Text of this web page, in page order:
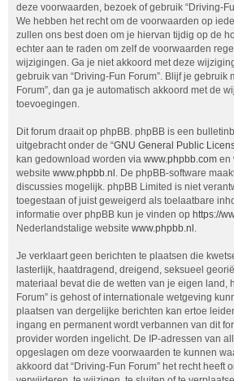
deze voorwaarden, bezoek of gebruik “Driving-
We hebben het recht om de voorwaarden op
zullen ons best doen om je hiervan tijdig op de
echter aan te raden om zelf de voorwaarden
wijzigingen. Ga je niet akkoord met deze
gebruik van “Driving-Fun Forum”. Blijf je gebruik
Forum”, dan ga je automatisch akkoord met de
toevoegingen.
Dit forum draait op phpBB. phpBB is een
uitgebracht onder de “GNU General Public
kan gedownload worden via www.phpbb.com en
website www.phpbb.nl . De phpBB-software
discussies mogelijk. phpBB Limited is niet
toegestaan of juist geweigerd als toelaatbare
informatie over phpBB kun je vinden op https://
Nederlandstalige website www.phpbb.nl .
Je verklaart geen berichten te plaatsen die
lasterlijk, haatdragend, dreigend, seksueel
materiaal bevat die de wetten van je eigen land,
Forum” is gehost of internationale wetgeving
plaatsen van dergelijke berichten kan ertoe
ingang en permanent wordt verbannen van dit
provider worden ingelicht. De IP-adressen van
opgeslagen om deze voorwaarden te kunnen
akkoord dat “Driving-Fun Forum” het recht heeft